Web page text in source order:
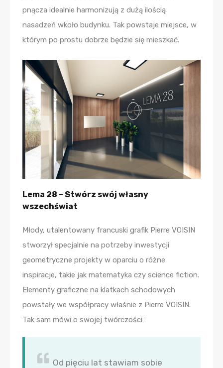
pnącza idealnie harmonizują z dużą ilością
nasadzeń wkoło budynku. Tak powstaje miejsce, w
którym po prostu dobrze będzie się mieszkać.
Lema 28 – Stwórz swój własny
wszechświat
Młody, utalentowany francuski grafik Pierre VOISIN
stworzył specjalnie na potrzeby inwestycji
geometryczne projekty w oparciu o różne
inspiracje, takie jak matematyka czy science fiction.
Elementy graficzne na klatkach schodowych
powstały we współpracy właśnie z Pierre VOISIN.
Tak sam mówi o swojej twórczości :
Od pięciu lat stawiam sobie